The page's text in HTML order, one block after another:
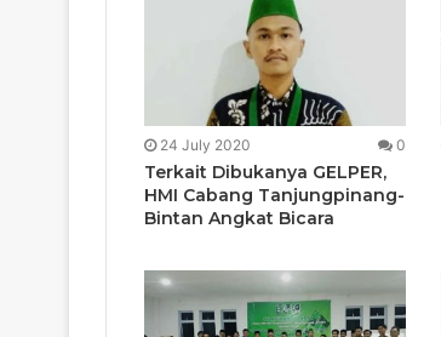
24 July 2020 0
Terkait Dibukanya GELPER,
HMI Cabang Tanjungpinang-
Bintan Angkat Bicara